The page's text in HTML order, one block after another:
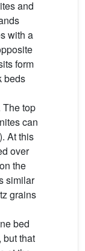
and
with a
form
beds
top
can
). At this
over
the
similar
grains
bed
but that